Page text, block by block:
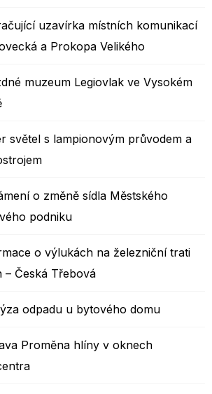
uzavírka místních komunikací
a Prokopa Velikého
muzeum Legiovlak ve Vysokém
světel s lampionovým průvodem a
o změně sídla Městského
podniku
o výlukách na železniční trati
– Česká Třebová
odpadu u bytového domu
Proměna hlíny v oknech